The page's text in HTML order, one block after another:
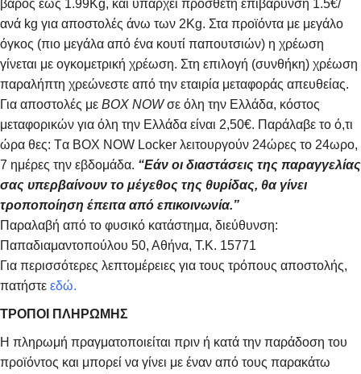
βάρος έως 1.99Kg, και υπάρχει πρόσθετη επιβάρυνση 1.5€/
ανά kg για αποστολές άνω των 2Κg. Στα προϊόντα με μεγάλο
όγκος (πιο μεγάλα από ένα κουτί παπουτσιών) η χρέωση
γίνεται με ογκομετρική χρέωση. Στη επιλογή (συνθήκη) χρέωση
παραλήπτη χρεώνεστε από την εταιρία μεταφοράς απευθείας.
Για αποστολές με BOX NOWσε όλη την Ελλάδα, κόστος
μεταφορικών για όλη την Ελλάδα είναι 2,50€. Παράλαβε το ό,τι
ώρα θες: Tα ΒΟΧ ΝΟW Locker λειτουργούν 24ώρες το 24ωρο,
7 ημέρες την εβδομάδα. “Εάν οι διαστάσεις της παραγγελίας
σας υπερβαίνουν το μέγεθος της θυρίδας, θα γίνει
τροποποίηση έπειτα από επικοινωνία.”
Παραλαβή από το φυσικό κατάστημα, διεύθυνση:
Παπαδιαμαντοπούλου 50, Αθήνα, Τ.Κ. 15771
Για περισσότερες λεπτομέρειες για τους τρόπους αποστολής,
πατήστε εδώ.
ΤΡΟΠΟΙ ΠΛΗΡΩΜΗΣ
Η πληρωμή πραγματοποιείται πριν ή κατά την παράδοση του
προϊόντος και μπορεί να γίνει με έναν από τους παρακάτω